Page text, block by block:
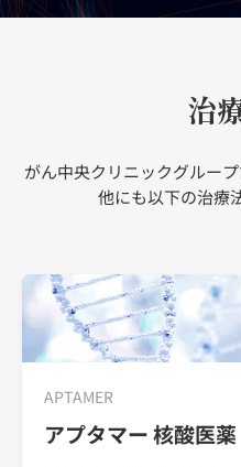
治
がん中央クリニックグルー
他にも以下の治療
APTAMER
アプタマー 核酸医薬